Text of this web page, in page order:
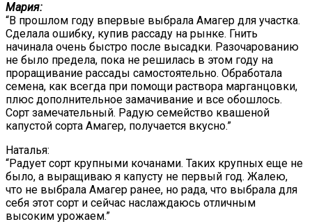
Мария:
“В прошлом году впервые выбрала Амагер для участка.
Сделала ошибку, купив рассаду на рынке. Гнить
начинала очень быстро после высадки. Разочарованию
не было предела, пока не решилась в этом году на
проращивание рассады самостоятельно. Обработала
семена, как всегда при помощи раствора марганцовки,
плюс дополнительное замачивание и все обошлось.
Сорт замечательный. Радую семейство квашеной
капустой сорта Амагер, получается вкусно.”
Наталья:
“Радует сорт крупными кочанами. Таких крупных еще не
было, а выращиваю я капусту не первый год. Жалею,
что не выбрала Амагер ранее, но рада, что выбрала для
себя этот сорт и сейчас наслаждаюсь отличным
высоким урожаем.”